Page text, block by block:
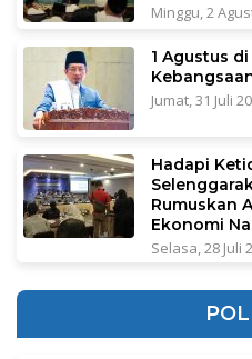
Minggu, 2
1 Agustus
Jumat, 31 Juli
Hadapi
Rumuskan
Ekonomi
Selasa, 28 Juli